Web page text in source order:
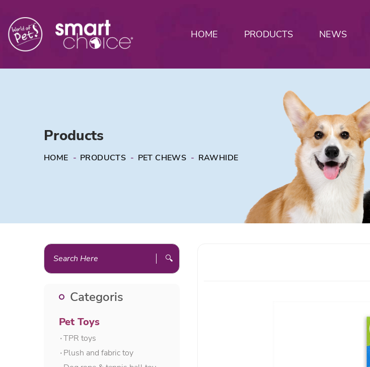
HOME PRODUCTS NEWS
Products
HOME - PRODUCTS - PET CHEWS - RAWHIDE
🔍
Categoris
Pet Toys
۰TPR toys
۰Plush and fabric toy